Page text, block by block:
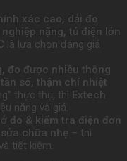
xác cao, dải đo
nặng, tủ điện lớn
là lựa chọn đáng giá
đo được nhiều thông
số, thậm chí nhiệt
thực thụ, thì Extech
năng và giá.
đo & kiểm tra điện đơn
chữa nhẹ – thì
tiết kiệm.